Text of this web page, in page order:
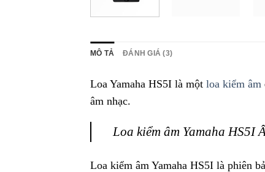
MÔ TẢ ĐÁNH GIÁ (3)
Loa Yamaha HS5I là một loa kiểm âm
âm nhạc.
Loa kiểm âm Yamaha HS5I
Loa kiểm âm Yamaha HS5I là phiên